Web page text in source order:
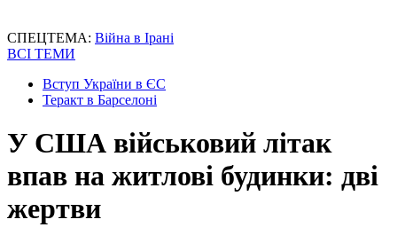
СПЕЦТЕМА: Війна в Ірані
ВСІ ТЕМИ
Вступ України в ЄС
Теракт в Барселоні
У США військовий літак
впав на житлові будинки: дві
жертви